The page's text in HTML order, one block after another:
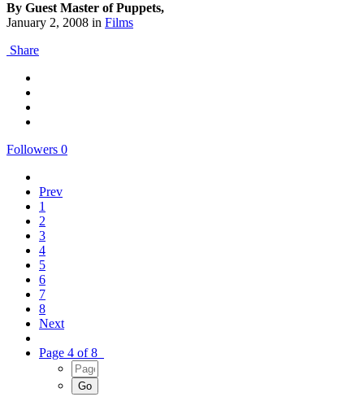
By Guest Master of Puppets,
January 2, 2008 in Films
Share
Followers 0
Prev
1
2
3
4
5
6
7
8
Next
Page 4 of 8